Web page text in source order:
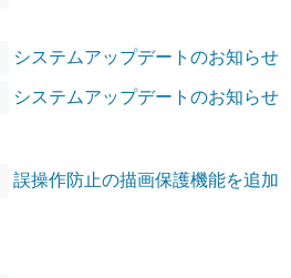
システムアップデートのお知らせ
システムアップデートのお知らせ
誤操作防止の描画保護機能を追加